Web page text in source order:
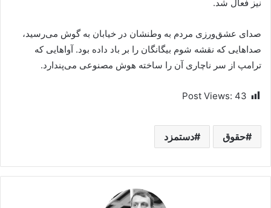
نیز فعال شد.
صدای عشق‌ورزی مردم به وطنشان در خیابان به گوش می‌رسید،
صداهایی که نقشه شوم بیگانگان را بر باد داده بود. آواهایی که
ترامپ از سر ناچاری آن را ساخته هوش مصنوعی می‌پندارد.
Post Views: 43
حقوق دستمزد